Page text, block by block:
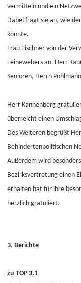
vermitteln und ein
Dabei fragt sie an, wie
könnte.
Frau Tischner von der
Leinewebers an. Herr
Senioren, Herrn
Herr Kannenberg
überreicht einen
Des Weiteren begrüßt
Behindertenpolitischen
Außerdem wird
Bezirksvertretung einen
erhalten hat für ihre
herzlich gratuliert.
3. Berichte
zu TOP 3.1